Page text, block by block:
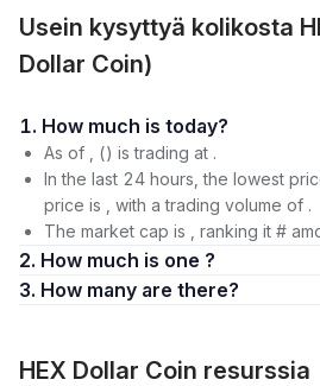
Usein kysyttyä kolikosta
Dollar Coin)
1. How much is today?
As of , () is trading at .
In the last 24 hours, the lowest
price is , with a trading volume of .
The market cap is , ranking it #
2. How much is one ?
3. How many are there?
HEX Dollar Coin resurssia